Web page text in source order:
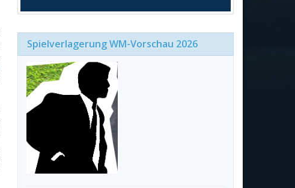
Spielverlagerung WM-Vorschau 2026